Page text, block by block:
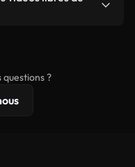
simplement que
de licence
questions ?